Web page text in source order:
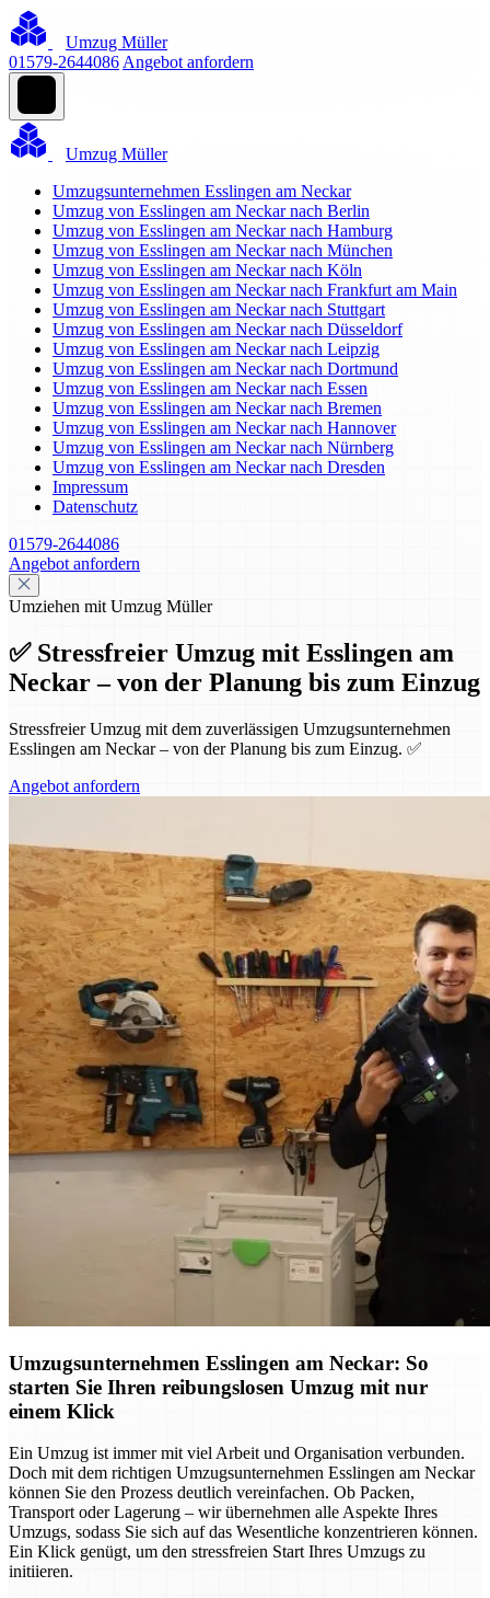
Umzug Müller
01579-2644086 Angebot anfordern
Umzug Müller
Umzugsunternehmen Esslingen am Neckar
Umzug von Esslingen am Neckar nach Berlin
Umzug von Esslingen am Neckar nach Hamburg
Umzug von Esslingen am Neckar nach München
Umzug von Esslingen am Neckar nach Köln
Umzug von Esslingen am Neckar nach Frankfurt am Main
Umzug von Esslingen am Neckar nach Stuttgart
Umzug von Esslingen am Neckar nach Düsseldorf
Umzug von Esslingen am Neckar nach Leipzig
Umzug von Esslingen am Neckar nach Dortmund
Umzug von Esslingen am Neckar nach Essen
Umzug von Esslingen am Neckar nach Bremen
Umzug von Esslingen am Neckar nach Hannover
Umzug von Esslingen am Neckar nach Nürnberg
Umzug von Esslingen am Neckar nach Dresden
Impressum
Datenschutz
01579-2644086
Angebot anfordern
Umziehen mit Umzug Müller
✅ Stressfreier Umzug mit Esslingen am
Neckar – von der Planung bis zum Einzug
Stressfreier Umzug mit dem zuverlässigen Umzugsunternehmen
Esslingen am Neckar – von der Planung bis zum Einzug. ✅
Angebot anfordern
Umzugsunternehmen Esslingen am Neckar: So
starten Sie Ihren reibungslosen Umzug mit nur
einem Klick
Ein Umzug ist immer mit viel Arbeit und Organisation verbunden.
Doch mit dem richtigen Umzugsunternehmen Esslingen am Neckar
können Sie den Prozess deutlich vereinfachen. Ob Packen,
Transport oder Lagerung – wir übernehmen alle Aspekte Ihres
Umzugs, sodass Sie sich auf das Wesentliche konzentrieren können.
Ein Klick genügt, um den stressfreien Start Ihres Umzugs zu
initiieren.